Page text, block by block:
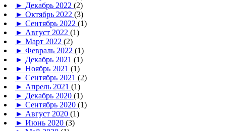
► Декабрь 2022 (2)
► Октябрь 2022 (3)
► Сентябрь 2022 (1)
► Август 2022 (1)
► Март 2022 (2)
► Февраль 2022 (1)
► Декабрь 2021 (1)
► Ноябрь 2021 (1)
► Сентябрь 2021 (2)
► Апрель 2021 (1)
► Декабрь 2020 (1)
► Сентябрь 2020 (1)
► Август 2020 (1)
► Июнь 2020 (3)